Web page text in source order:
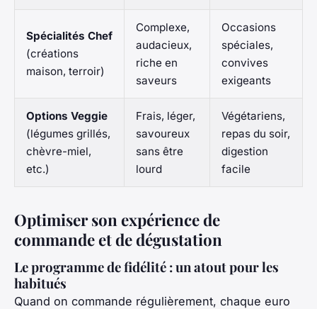
Spécialités Chef
(créations
maison, terroir)
Complexe,
audacieux,
riche en
saveurs
Occasions
spéciales,
convives
exigeants
Options Veggie
(légumes grillés,
chèvre-miel,
etc.)
Frais, léger,
savoureux
sans être
lourd
Végétariens,
repas du soir,
digestion
facile
Optimiser son expérience de
commande et de dégustation
Le programme de fidélité : un atout pour les
habitués
Quand on commande régulièrement, chaque euro